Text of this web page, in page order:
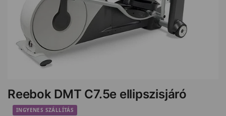
Reebok DMT C7.5e ellipszisjáró
INGYENES SZÁLLÍTÁS